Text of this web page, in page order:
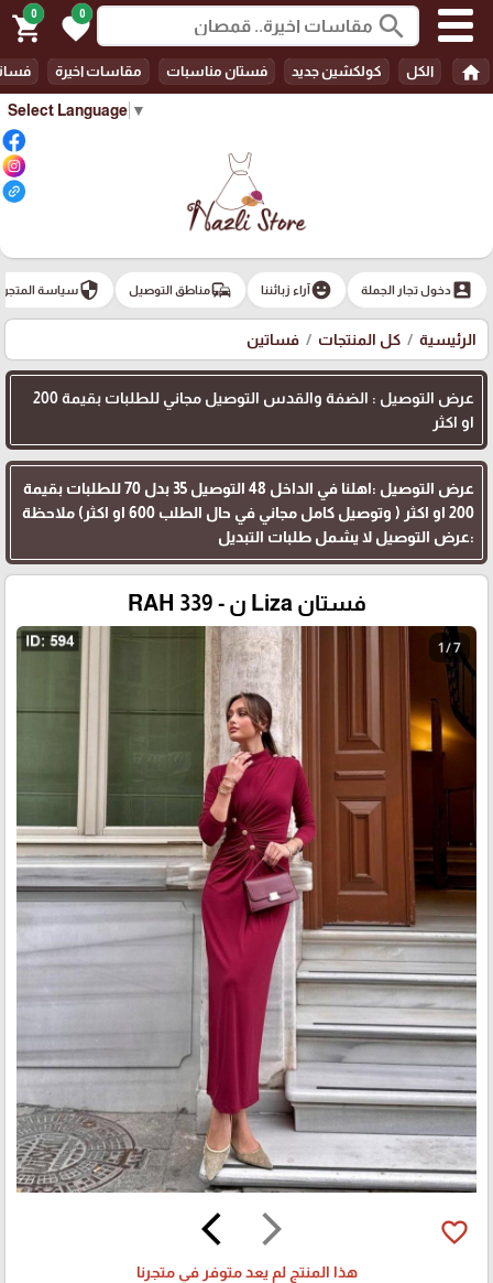
Select Language ▼
search
0
favorite
0
shopping_cart
home الكل كولكشين جديد فستان مناسبات مقاسات اخيرة
account_boxدخول تجار الجملة emoji_emotionsآراء زبائننا commuteمناطق التوصيل securityسياسة المتجر
الرئيسية كل المنتجات فساتين
عرض التوصيل : الضفة والقدس التوصيل مجاني للطلبات بقيمة 200
او اكثر
عرض التوصيل :اهلنا في الداخل 48 التوصيل 35 بدل 70 للطلبات بقيمة
200 او اكثر ( وتوصيل كامل مجاني في حال الطلب 600 او اكثر) ملاحظة
:عرض التوصيل لا يشمل طلبات التبديل
فستان Liza ن - RAH 339
1 / 7
arrow_forward_ios
arrow_back_ios favorite_border
هذا المنتج لم يعد متوفر في متجرنا